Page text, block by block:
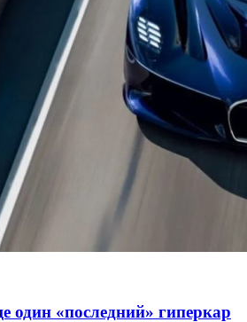
один «последний» гиперкар